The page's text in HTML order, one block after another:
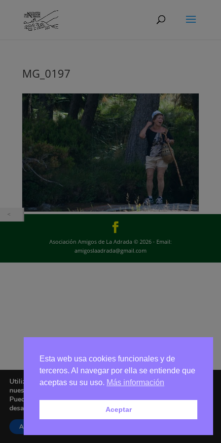
MG_0197
Asociación Amigos de La Adrada © 2026 - Email:
amigoslaadrada@gmail.com
Utilizamos cookies para ofrecerte la mejor experiencia en
nuestra web.
Puedes aprender más sobre qué cookies utilizamos o
desactivarlas en los
Aceptar
Esta web usa cookies funcionales y de
terceros. Al navegar por ella se entiende que
aceptas su su uso. Más información
Aceptar